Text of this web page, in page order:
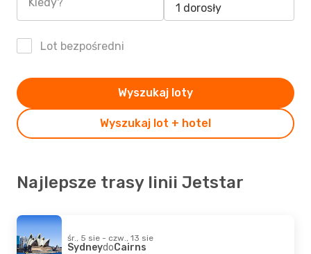
1 dorosły
Lot bezpośredni
Wyszukaj lot + hotel
Wyszukaj loty
Najlepsze trasy linii Jetstar
śr., 5 sie - czw., 13 sie
SydneydoCairns